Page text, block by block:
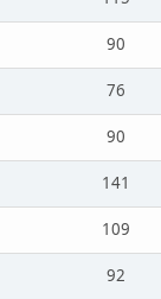
90
76
90
141
109
92